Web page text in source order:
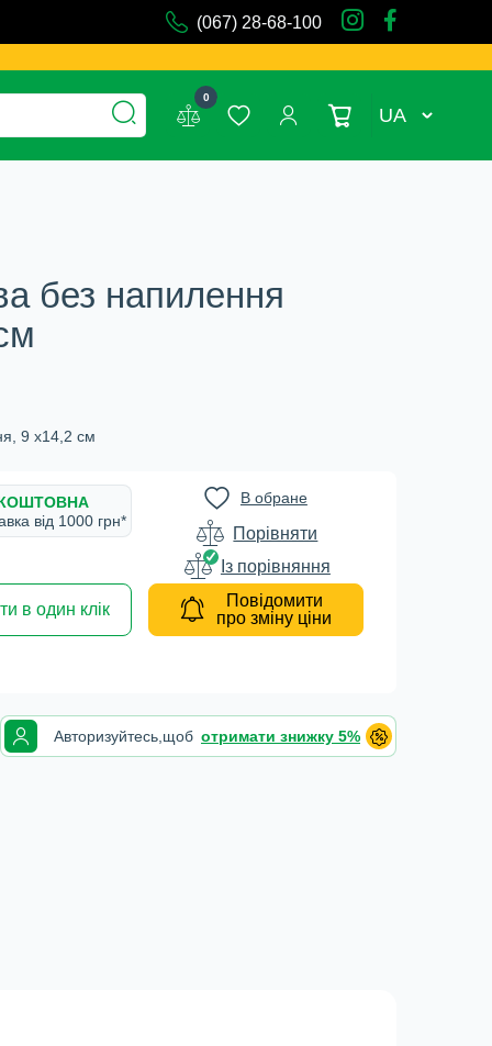
(067) 28-68-100
0
UA
без напилення
9 х14,2 см
вiд 1000 грн*
В обране
Порівняти
Iз порівняння
в один клік
Повідомити
про зміну ціни
Авторизуйтесь, щоб отримати знижку 5%